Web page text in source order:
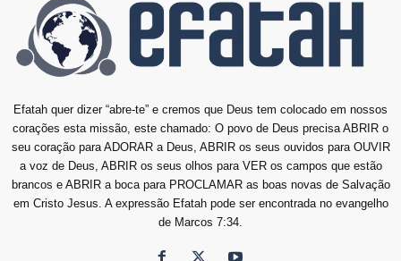
Efatah quer dizer “abre-te” e cremos que Deus tem colocado em nossos
corações esta missão, este chamado: O povo de Deus precisa ABRIR o
seu coração para ADORAR a Deus, ABRIR os seus ouvidos para OUVIR
a voz de Deus, ABRIR os seus olhos para VER os campos que estão
brancos e ABRIR a boca para PROCLAMAR as boas novas de Salvação
em Cristo Jesus. A expressão Efatah pode ser encontrada no evangelho
de Marcos 7:34.